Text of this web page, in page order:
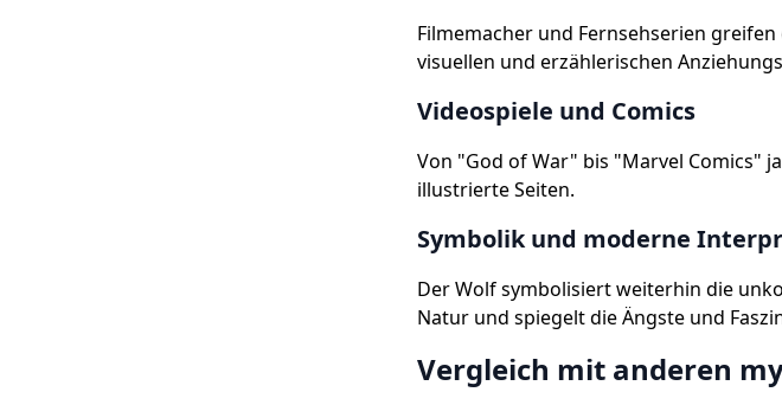
Filmemacher und Fernsehserien
visuellen und erzählerischen
Videospiele und Comics
Von "God of War" bis "Marvel Comics"
illustrierte Seiten.
Symbolik und moderne
Der Wolf symbolisiert weiterhin die
Natur und spiegelt die Ängste und
Vergleich mit anderen